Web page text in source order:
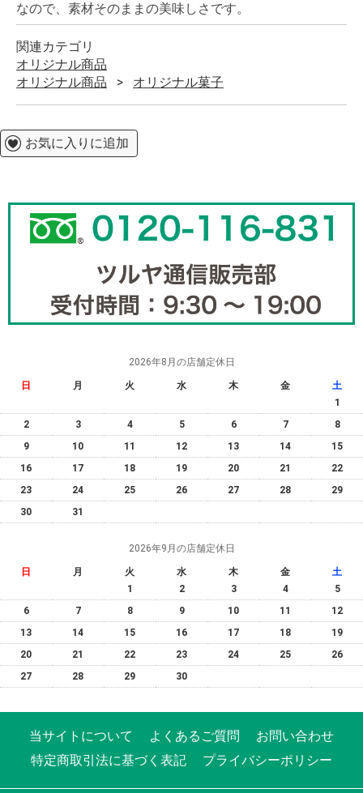
なので、素材そのままの美味しさです。
関連カテゴリ
オリジナル商品
オリジナル商品
オリジナル菓子
お気に入りに追加
2026年8月の店舗定休日
日 月 火 水 木 金
土
1
2
3 4 5 6 7
8
9
10 11 12 13 14
15
16
17 18 19 20 21
22
23
24 25 26 27 28
29
30
31
2026年9月の店舗定休日
日 月 火 水 木 金
土
1
2 3 4
5
6
7 8 9 10 11
12
13
14 15 16 17 18
19
20
21 22 23 24 25
26
27
28 29 30
当サイトについて よくあるご質問
お問い合わせ
特定商取引法に基づく表記
プライバシーポリシー